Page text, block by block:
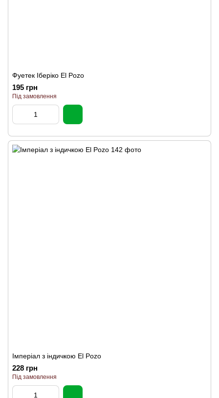
Фуетек Іберіко El Pozo
195 грн
Під замовлення
Імперіал з індичкою El Pozo
228 грн
Під замовлення